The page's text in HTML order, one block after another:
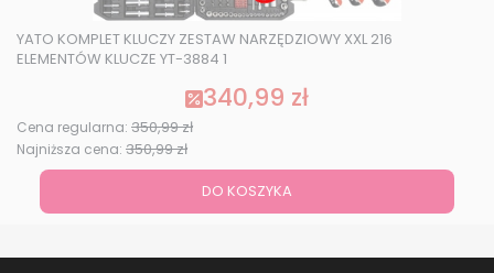
YATO KOMPLET KLUCZY ZESTAW NARZĘDZIOWY XXL 216
ELEMENTÓW KLUCZE YT-3884 1
Cena promocyjna
340,99 zł
Cena regularna: 350,99 zł
Najniższa cena: 350,99 zł
DO KOSZYKA